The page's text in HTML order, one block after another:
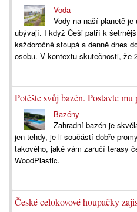
Voda
Vody na naší planetě
ubývají. I když Češi patří k
každoročně stoupá a denně dnes
osobu. V kontextu skutečnosti, že
Potěšte svůj bazén. Postavte mu
Bazény
Zahradní bazén je
jen tehdy, je-li součástí dobře
takového, jaké vám zaručí terasy
WoodPlastic.
České celokovové houpačky